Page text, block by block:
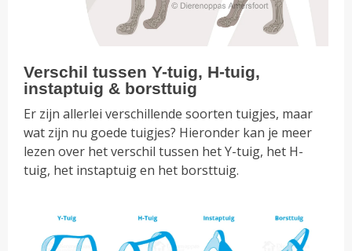
Verschil tussen Y-tuig, H-tuig,
instaptuig & borsttuig
Er zijn allerlei verschillende soorten tuigjes, maar
wat zijn nu goede tuigjes? Hieronder kan je meer
lezen over het verschil tussen het Y-tuig, het H-
tuig, het instaptuig en het borsttuig.